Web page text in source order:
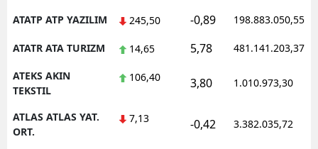
ATATP ATP YAZILIM 245,50 -0,89 198.883.050,55
ATATR ATA TURIZM 14,65 5,78 481.141.203,37
ATEKS AKIN
TEKSTIL
106,40 3,80 1.010.973,30
ATLAS ATLAS YAT.
ORT.
7,13 -0,42 3.382.035,72